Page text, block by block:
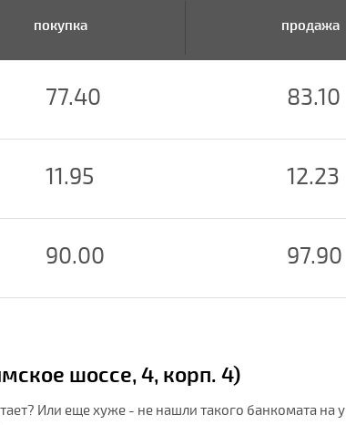
покупка продажа
77.40 83.10
11.95 12.23
90.00 97.90
шоссе, 4, корп. 4)
Или еще хуже - не нашли такого банкомата на